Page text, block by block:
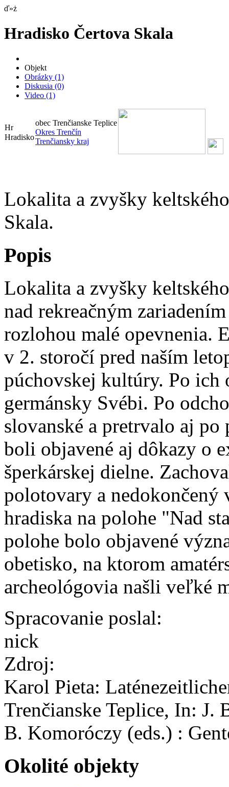
ď»ż
Hradisko Čertova Skala
Objekt
Obrázky (1)
Diskusia (0)
Video (1)
Hradisko
obec Trenčianske Teplice
Okres Trenčín
Trenčiansky kraj
Lokalita a zvyšky
Skala.
Popis
Lokalita a zvyšky
nad rekreačným
rozlohou malé opevnenia.
v 2. storočí pred naším
púchovskej kultúry. Po ich
germánsky Svébi. Po
slovanské a pretrvalo aj
boli objavené aj dôkazy o
šperkárskej dielne.
polotovary a
hradiska na polohe "Nad
polohe bolo objavené
obetisko, na ktorom
archeológovia našli veľké
Spracovanie poslal:
nick
Zdroj:
Karol Pieta:
Trenčianske Teplice, In: J.
B. Komoróczy (eds.) :
Okolité objekty